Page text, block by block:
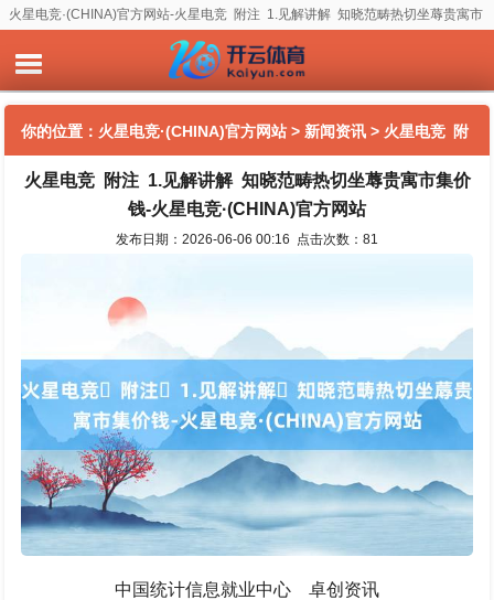
火星电竞·(CHINA)官方网站-火星电竞 附注 1.见解讲解 知晓范畴热切坐蓐贵寓市
集价钱-火星电竞·(CHINA)官方网站
你的位置： 火星电竞·(CHINA)官方网站 > 新闻资讯 > 火星电竞 附
注 1.见解讲解 知晓范畴热切坐蓐贵寓市集价钱-火星电竞
·(CHINA)官方网站
火星电竞 附注 1.见解讲解 知晓范畴热切坐蓐贵寓市集价
钱-火星电竞·(CHINA)官方网站
发布日期：2026-06-06 00:16 点击次数：81
中国统计信息就业中心 卓创资讯